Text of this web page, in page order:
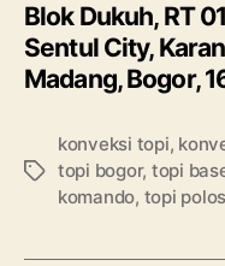
Blok Dukuh, RT
Sentul City,
Madang, Bogor,
Tags
konveksi topi,
topi bogor, topi
komando, topi polos